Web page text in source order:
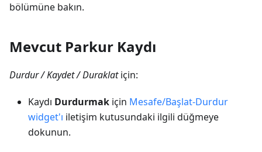
bölümüne bakın.
Mevcut Parkur Kaydı
Durdur / Kaydet / Duraklatiçin:
Kaydı Durdurmak için Mesafe/Başlat-Durdur
widget'ı iletişim kutusundaki ilgili düğmeye
dokunun.